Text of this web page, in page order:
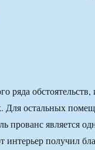
ряда
Для остальных
прованс является
интерьер получил